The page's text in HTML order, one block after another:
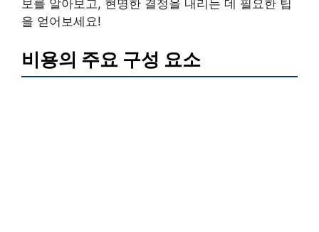
보를 알아보고, 현명한 결정을 내리는 데 필요한 팁
을 얻어보세요!
비용의 주요 구성 요소